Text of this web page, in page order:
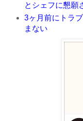
とシェフに懇願
3ヶ月前にトラ
まない